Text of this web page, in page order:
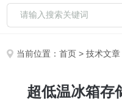
当前位置：首页 >技术文章
超低温冰箱存